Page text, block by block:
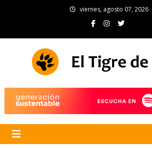
viernes, agosto 07, 2026